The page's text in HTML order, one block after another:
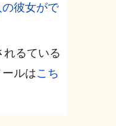
彼女がで
るている
ルはこち